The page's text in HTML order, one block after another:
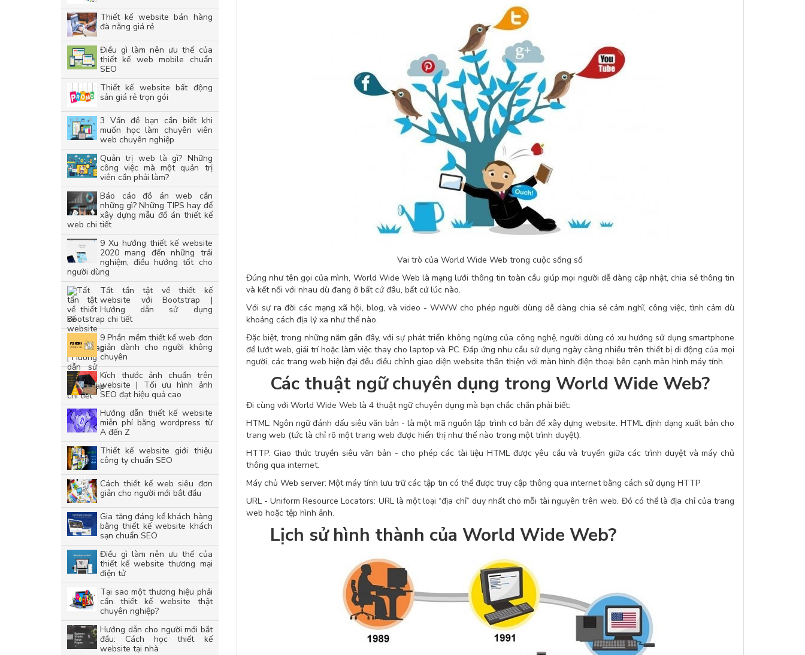
Vai trò của World Wide Web trong cuộc sống số
Đúng như tên gọi của mình, World Wide Web là mạng lưới thông tin toàn cầu giúp mọi người dễ dàng cập nhật, chia sẻ thông tin
và kết nối với nhau dù đang ở bất cứ đâu, bất cứ lúc nào.
Với sự ra đời các mạng xã hội, blog, và video - WWW cho phép người dùng dễ dàng chia sẻ cảm nghĩ, công việc, tình cảm dù
khoảng cách địa lý xa như thế nào.
Đặc biệt, trong những năm gần đây, với sự phát triển không ngừng của công nghệ, người dùng có xu hướng sử dụng smartphone
để lướt web, giải trí hoặc làm việc thay cho laptop và PC. Đáp ứng nhu cầu sử dụng ngày càng nhiều trên thiết bị di động của mọi
người, các trang web hiện đại đều điều chỉnh giao diện website thân thiện với màn hình điện thoại bên cạnh màn hình máy tính.
Các thuật ngữ chuyên dụng trong World Wide Web?
Đi cùng với World Wide Web là 4 thuật ngữ chuyên dụng mà bạn chắc chắn phải biết:
HTML: Ngôn ngữ đánh dấu siêu văn bản - là một mã nguồn lập trình cơ bản để xây dựng website. HTML định dạng xuất bản cho
trang web (tức là chỉ rõ một trang web được hiển thị như thế nào trong một trình duyệt).
HTTP: Giao thức truyền siêu văn bản - cho phép các tài liệu HTML được yêu cầu và truyền giữa các trình duyệt và máy chủ
thông qua internet.
Máy chủ Web server: Một máy tính lưu trữ các tập tin có thể được truy cập thông qua internet bằng cách sử dụng HTTP
URL - Uniform Resource Locators: URL là một loại “địa chỉ” duy nhất cho mỗi tài nguyên trên web. Đó có thể là địa chỉ của trang
web hoặc tệp hình ảnh.
Lịch sử hình thành của World Wide Web?
Thiết kế website bán hàng
đà nẵng giá rẻ
Điều gì làm nên ưu thế của
thiết kế web mobile chuẩn
SEO
Thiết kế website bất động
sản giá rẻ trọn gói
3 Vấn đề bạn cần biết khi
muốn học làm chuyên viên
web chuyên nghiệp
Quản trị web là gì? Những
công việc mà một quản trị
viên cần phải làm?
Báo cáo đồ án web cần
những gì? Những TIPS hay để
xây dựng mẫu đồ án thiết kế
web chi tiết
9 Xu hướng thiết kế website
2020 mang đến những trải
nghiệm, điều hướng tốt cho
người dùng
Tất tần tật về thiết kế
website với Bootstrap |
Hướng dẫn sử dụng
Bootstrap chi tiết
9 Phần mềm thiết kế web đơn
giản dành cho người không
chuyên
Kích thước ảnh chuẩn trên
website | Tối ưu hình ảnh
SEO đạt hiệu quả cao
Hướng dẫn thiết kế website
miễn phí bằng wordpress từ
A đến Z
Thiết kế website giới thiệu
công ty chuẩn SEO
Cách thiết kế web siêu đơn
giản cho người mới bắt đầu
Gia tăng đáng kể khách hàng
bằng thiết kế website khách
sạn chuẩn SEO
Điều gì làm nên ưu thế của
thiết kế website thương mại
điện tử
Tại sao một thương hiệu phải
cần thiết kế website thật
chuyên nghiệp?
Hướng dẫn cho người mới bắt
đầu: Cách học thiết kế
website tại nhà